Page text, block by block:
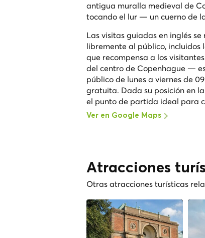
antigua muralla medieval de
tocando el lur — un cuerno de
Las visitas guiadas en inglés
libremente al público, incluidos
que recompensa a los
del centro de Copenhague —
público de lunes a viernes de
gratuita. Dada su posición en
el punto de partida ideal para
Ver en Google Maps
Atracciones
Otras atracciones turísticas